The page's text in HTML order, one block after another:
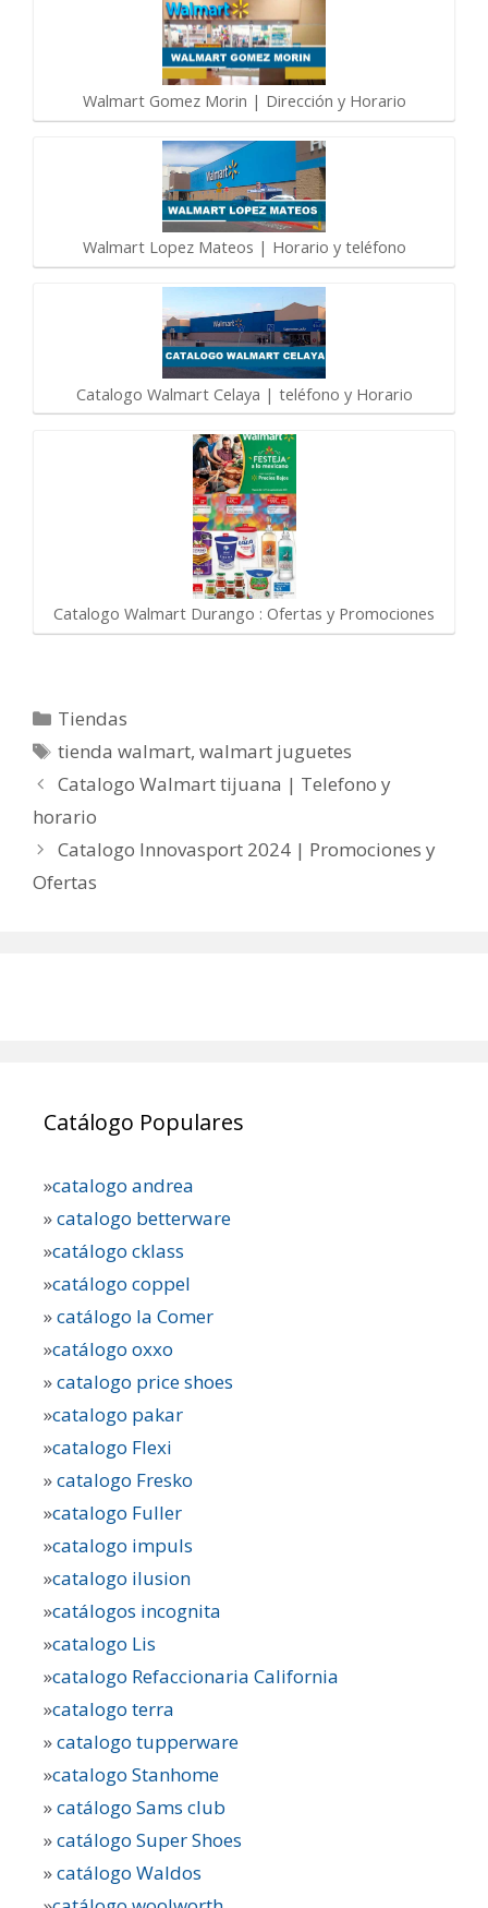
Walmart Gomez Morin | Dirección y Horario
Walmart Lopez Mateos | Horario y teléfono
Catalogo Walmart Celaya | teléfono y Horario
Catalogo Walmart Durango : Ofertas y Promociones
Categorías
Tiendas
Etiquetas
tienda walmart,walmart juguetes
Catalogo Walmart tijuana | Telefono y
horario
Catalogo Innovasport 2024 | Promociones y
Ofertas
Catálogo Populares
»catalogo andrea
»catalogo betterware
»catálogo cklass
»catálogo coppel
»catálogo la Comer
»catálogo oxxo
»catalogo price shoes
»catalogo pakar
»catalogo Flexi
»catalogo Fresko
»catalogo Fuller
»catalogo impuls
»catalogo ilusion
»catálogos incognita
»catalogo Lis
»catalogo Refaccionaria California
»catalogo terra
»catalogo tupperware
»catalogo Stanhome
»catálogo Sams club
»catálogo Super Shoes
»catálogo Waldos